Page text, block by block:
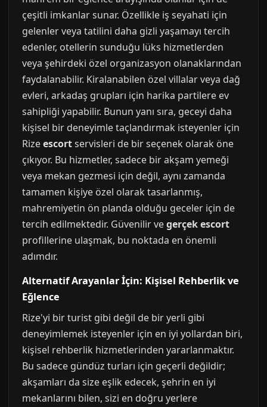
çeşitli imkanlar sunar. Özellikle iş seyahati için
gelenler veya tatilini daha gizli yaşamayı tercih
edenler, otellerin sunduğu lüks hizmetlerden
veya şehirdeki özel organizasyon olanaklarından
faydalanabilir. Kiralanabilen özel villalar veya dağ
evleri, arkadaş grupları için harika partilere ev
sahipliği yapabilir. Bunun yanı sıra, geceyi daha
kişisel bir deneyimle taçlandırmak isteyenler için
Rizeescortservisleri de bir seçenek olarak öne
çıkıyor. Bu hizmetler, sadece bir akşam yemeği
veya mekan gezmesi için değil, aynı zamanda
tamamen kişiye özel olarak tasarlanmış,
mahremiyetin ön planda olduğu geceler için de
tercih edilmektedir. Güvenilir vegerçek escort
profillerine ulaşmak, bu noktada en önemli
adımdır.
Alternatif Arayanlar İçin: Kişisel Rehberlik ve
Eğlence
Rize'yi bir turist gibi değil de bir yerli gibi
deneyimlemek isteyenler için en iyi yollardan biri,
kişisel rehberlik hizmetlerinden yararlanmaktır.
Bu sadece gündüz turları için geçerli değildir;
akşamları da size eşlik edecek, şehrin en iyi
mekanlarını bilen, sizi en doğru yerlere